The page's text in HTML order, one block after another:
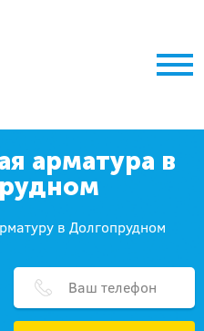
арматура в
в Долгопрудном